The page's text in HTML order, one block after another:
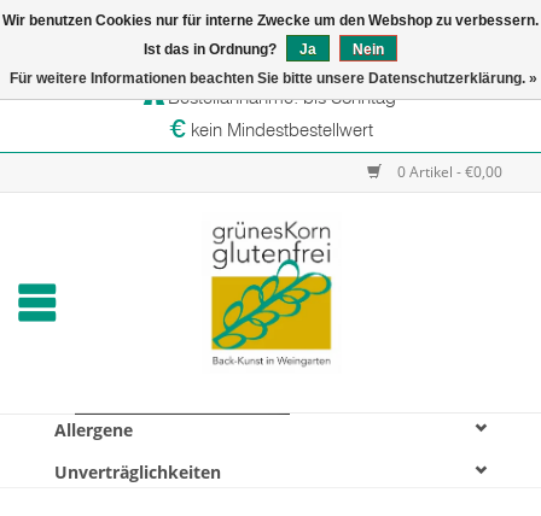
Versandtage: Dienstag & Mittwoch
Bestellannahme: bis Sonntag
kein Mindestbestellwert
0 Artikel - €0,00
Startseite
Online-Shop
Allergene
Unverträglichkeiten
Wir benutzen Cookies nur für interne Zwecke um den Webshop zu verbessern.
Ist das in Ordnung?
Ja
Nein
Für weitere Informationen beachten Sie bitte unsere Datenschutzerklärung. »